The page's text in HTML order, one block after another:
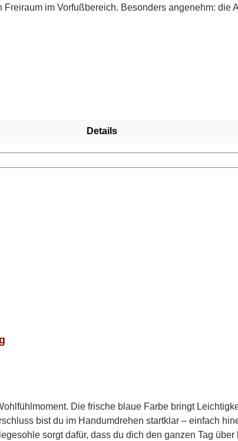
im Vorfußbereich. Besonders angenehm: die
Details
Die frische blaue Farbe bringt
bist du im Handumdrehen startklar – einfach
sorgt dafür, dass du dich den ganzen Tag